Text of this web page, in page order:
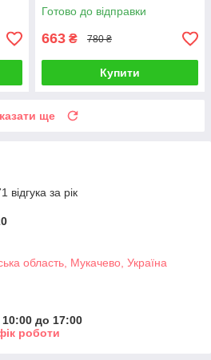
Готово до відправки
663 ₴ 780 ₴
Купити
ще
відгука за рік
область, Мукачево, Україна
до 17:00
роботи